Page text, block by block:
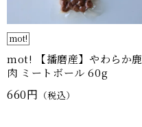
mot!
mot! 【播磨産】やわらか鹿
肉 ミートボール 60g
660円 （税込）